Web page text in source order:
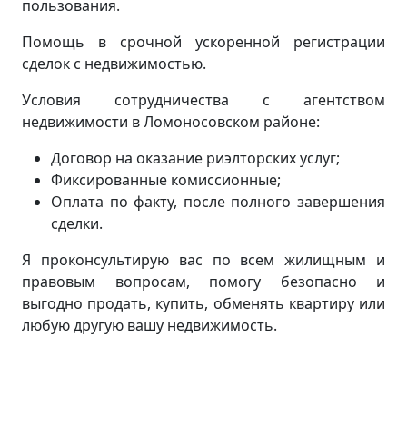
пользования.
Помощь в срочной ускоренной регистрации
сделок с недвижимостью.
Условия сотрудничества с агентством
недвижимости в Ломоносовском районе:
Договор на оказание риэлторских услуг;
Фиксированные комиссионные;
Оплата по факту, после полного завершения
сделки.
Я проконсультирую вас по всем жилищным и
правовым вопросам, помогу безопасно и
выгодно продать, купить, обменять квартиру или
любую другую вашу недвижимость.